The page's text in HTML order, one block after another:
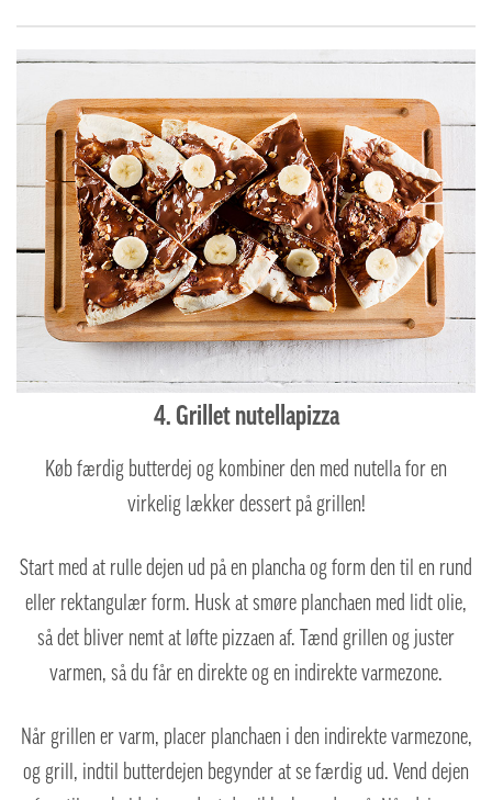
4. Grillet nutellapizza
Køb færdig butterdej og kombiner den med nutella for en
virkelig lækker dessert på grillen!
Start med at rulle dejen ud på en plancha og form den til en rund
eller rektangulær form. Husk at smøre planchaen med lidt olie,
så det bliver nemt at løfte pizzaen af. Tænd grillen og juster
varmen, så du får en direkte og en indirekte varmezone.
Når grillen er varm, placer planchaen i den indirekte varmezone,
og grill, indtil butterdejen begynder at se færdig ud. Vend dejen